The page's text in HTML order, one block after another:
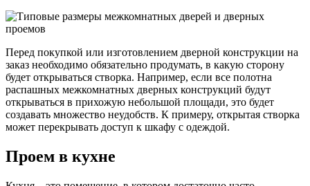
Перед покупкой или изготовлением дверной конструкции на
заказ необходимо обязательно продумать, в какую сторону
будет открываться створка. Например, если все полотна
распашных межкомнатных дверных конструкций будут
открываться в прихожую небольшой площади, это будет
создавать множество неудобств. К примеру, открытая створка
может перекрывать доступ к шкафу с одеждой.
Проем в кухне